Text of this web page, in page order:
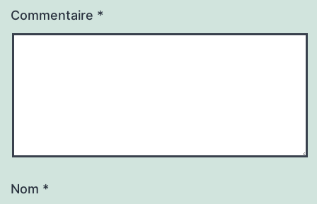
Commentaire *
Nom *